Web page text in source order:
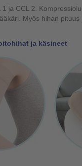
ja CCL 2.
Myös hihan
ja käsineet